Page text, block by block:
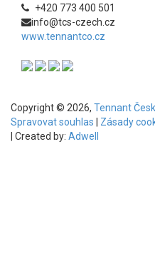
+420 773 400 501
info@tcs-czech.cz
www.tennantco.cz
Copyright © 2026, Tennant
Spravovat souhlas | Zásady
| Created by: Adwell